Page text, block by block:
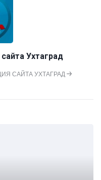
Ухтаград
САЙТА УХТАГРАД